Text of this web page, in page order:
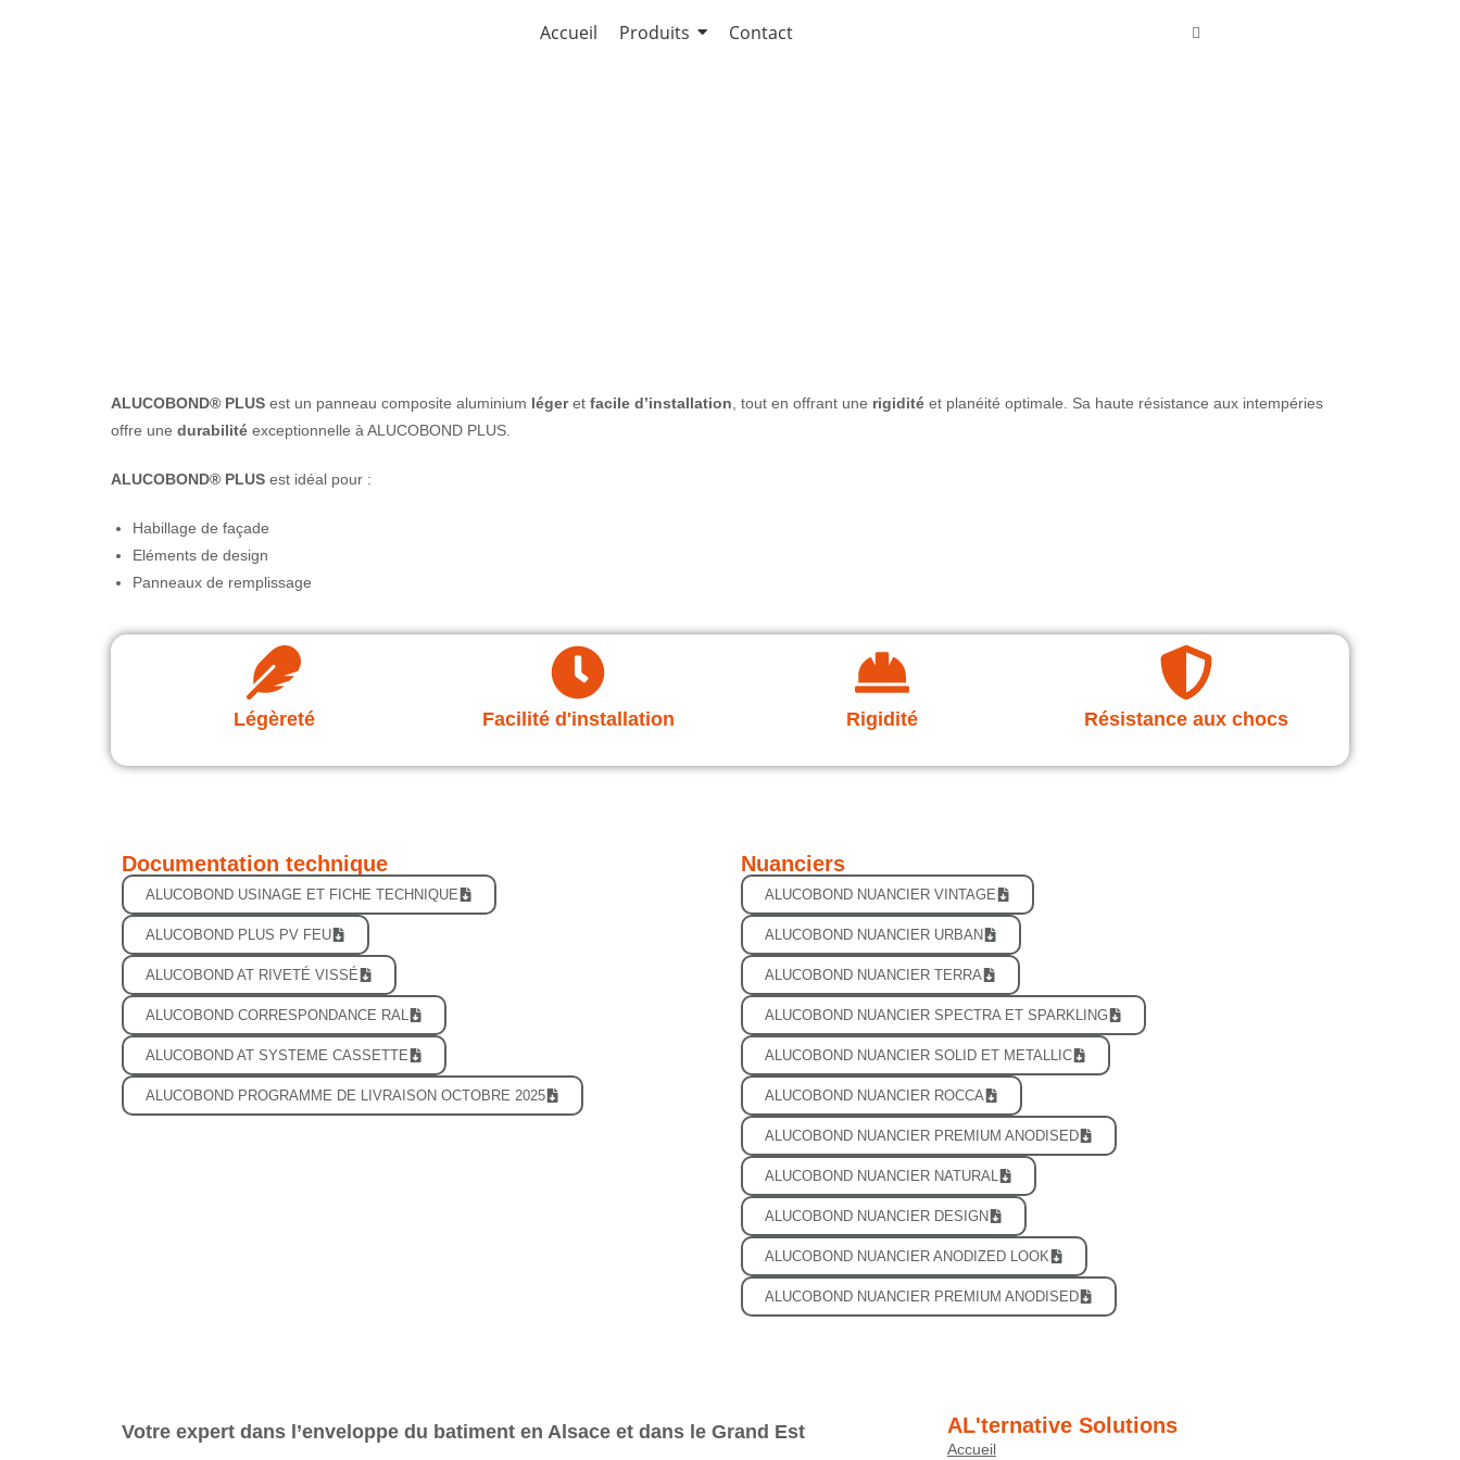
Accueil Produits Contact
ALUCOBOND® PLUS est un panneau composite aluminium légeret facile d’installation , tout en offrant une rigidité et planéité optimale. Sa haute résistance aux intempéries
offre une durabilité exceptionnelle à ALUCOBOND PLUS.
ALUCOBOND® PLUS est idéal pour :
Habillage de façade
Eléments de design
Panneaux de remplissage
Légèreté Facilité d'installation Rigidité Résistance aux chocs
Documentation technique
ALUCOBOND USINAGE ET FICHE TECHNIQUE
ALUCOBOND PLUS PV FEU
ALUCOBOND AT RIVETÉ VISSÉ
ALUCOBOND CORRESPONDANCE RAL
ALUCOBOND AT SYSTEME CASSETTE
ALUCOBOND PROGRAMME DE LIVRAISON OCTOBRE 2025
Nuanciers
ALUCOBOND NUANCIER VINTAGE
ALUCOBOND NUANCIER URBAN
ALUCOBOND NUANCIER TERRA
ALUCOBOND NUANCIER SPECTRA ET SPARKLING
ALUCOBOND NUANCIER SOLID ET METALLIC
ALUCOBOND NUANCIER ROCCA
ALUCOBOND NUANCIER PREMIUM ANODISED
ALUCOBOND NUANCIER NATURAL
ALUCOBOND NUANCIER DESIGN
ALUCOBOND NUANCIER ANODIZED LOOK
ALUCOBOND NUANCIER PREMIUM ANODISED
Votre expert dans l’enveloppe du batiment en Alsace et dans le Grand Est AL'ternative Solutions
Accueil